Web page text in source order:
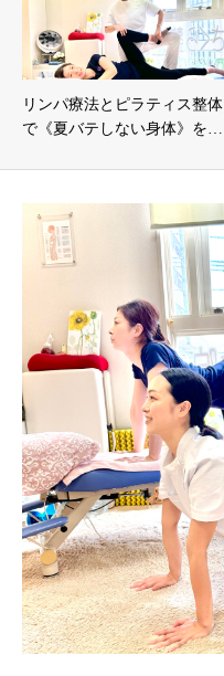
リンパ療法とピラティス整体
で《夏バテしない身体》を…